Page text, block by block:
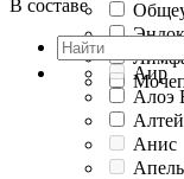
В составе
Аир
Алоэ
Алтей
Анис